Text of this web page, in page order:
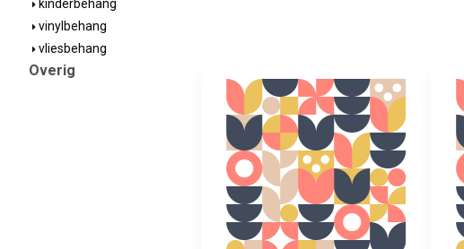
kinderbehang
vinylbehang
vliesbehang
Overig